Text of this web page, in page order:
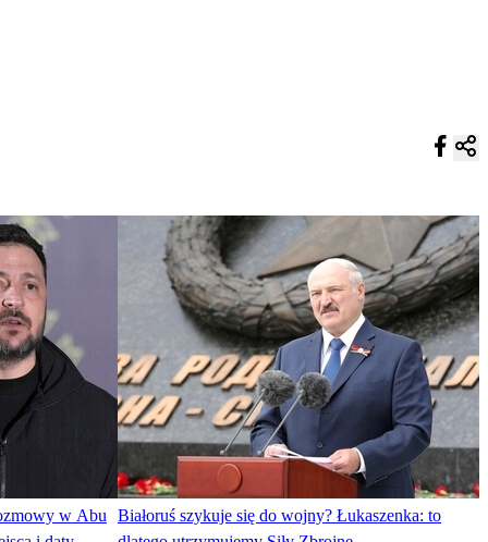
w Abu
Białoruś szykuje się do wojny? Łukaszenka: to